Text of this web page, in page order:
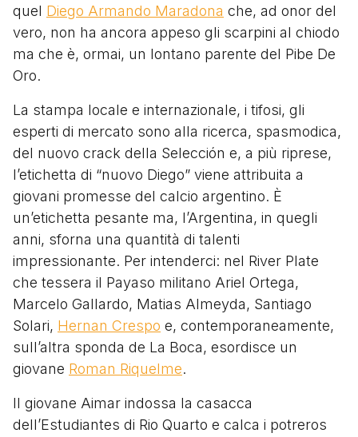
quel Diego Armando Maradona che, ad onor del
vero, non ha ancora appeso gli scarpini al chiodo
ma che è, ormai, un lontano parente del Pibe De
Oro.
La stampa locale e internazionale, i tifosi, gli
esperti di mercato sono alla ricerca, spasmodica,
del nuovo crack della Selección e, a più riprese,
l’etichetta di “nuovo Diego” viene attribuita a
giovani promesse del calcio argentino. È
un’etichetta pesante ma, l’Argentina, in quegli
anni, sforna una quantità di talenti
impressionante. Per intenderci: nel River Plate
che tessera il Payaso militano Ariel Ortega,
Marcelo Gallardo, Matias Almeyda, Santiago
Solari, Hernan Crespo e, contemporaneamente,
sull’altra sponda de La Boca, esordisce un
giovane Roman Riquelme.
Il giovane Aimar indossa la casacca
dell’Estudiantes di Rio Quarto e calca i potreros